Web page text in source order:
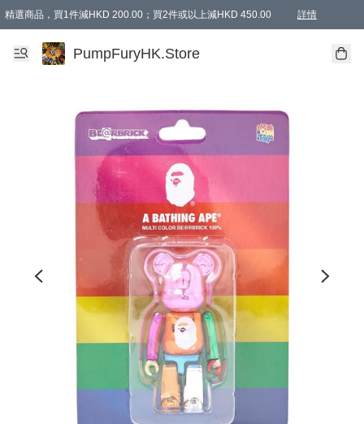
精選商品，買1件減HKD 200.00；買2件或以上減HKD 450.00 詳情
AAPE商品,會員專享9折或以上（按會員等級）AAPE products, members can
精選商品，任選買2件或以上減HKD 100.00
購物滿 HKD 800.00即享免運費優惠！（適用於 特定的送貨方式 )
PumpFuryHK.Store